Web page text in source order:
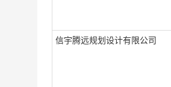
信宇腾远规划设计有限公司